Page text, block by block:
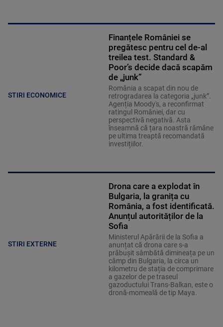
STIRI ECONOMICE
Finanțele României se
pregătesc pentru cel de-al
treilea test. Standard &
Poor’s decide dacă scapăm
de „junk”
România a scapat din nou de
retrogradarea la categoria „junk”.
Agenția Moody's, a reconfirmat
ratingul României, dar cu
perspectivă negativă. Asta
înseamnă că țara noastră rămâne
pe ultima treaptă recomandată
investițiilor.
STIRI EXTERNE
Drona care a explodat în
Bulgaria, la granița cu
România, a fost identificată.
Anunțul autorităților de la
Sofia
Ministerul Apărării de la Sofia a
anunțat că drona care s-a
prăbușit sâmbătă dimineața pe un
câmp din Bulgaria, la circa un
kilometru de stația de comprimare
a gazelor de pe traseul
gazoductului Trans-Balkan, este o
dronă-momeală de tip Maya.